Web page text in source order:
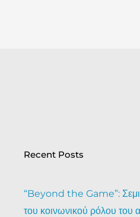
Recent Posts
“Beyond the Game”:
του κοινωνικού ρόλου του